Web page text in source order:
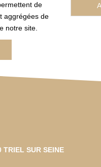
de
aggrégées de
notre site.
TRIEL SUR SEINE